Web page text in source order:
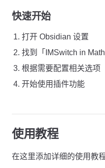
快速开始
打开 Obsidian 设置
找到「IMSwitch in
根据需要配置相关选项
开始使用插件功能
使用教程
在这里添加详细的使用教